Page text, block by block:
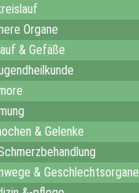
Organe
& Gefäße
& Gelenke
& Geschlechtsorgane